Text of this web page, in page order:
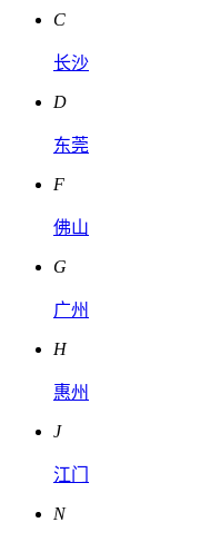
C
长沙
D
东莞
F
佛山
G
广州
H
惠州
J
江门
N